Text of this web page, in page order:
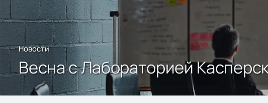
Новости
Весна с Лабораторией